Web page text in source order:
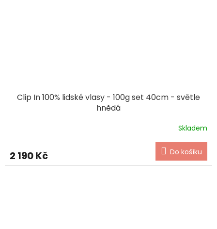
Clip In 100% lidské vlasy - 100g set 40cm - světle
hnědá
Skladem
2 190 Kč Do košíku